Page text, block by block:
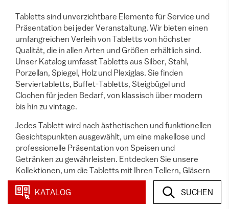
Tabletts sind unverzichtbare Elemente für Service und
Präsentation bei jeder Veranstaltung. Wir bieten einen
umfangreichen Verleih von Tabletts von höchster
Qualität, die in allen Arten und Größen erhältlich sind.
Unser Katalog umfasst Tabletts aus Silber, Stahl,
Porzellan, Spiegel, Holz und Plexiglas. Sie finden
Serviertabletts, Buffet-Tabletts, Steigbügel und
Clochen für jeden Bedarf, von klassisch über modern
bis hin zu vintage.
Jedes Tablett wird nach ästhetischen und funktionellen
Gesichtspunkten ausgewählt, um eine makellose und
professionelle Präsentation von Speisen und
Getränken zu gewährleisten. Entdecken Sie unsere
Kollektionen, um die Tabletts mit Ihren Tellern, Gläsern
und Dekorationen zu kombinieren und einzigartige und
auffällige Arrangements für Hochzeiten, Empfänge und
Catering zu schaffen.
KATALOG SUCHEN